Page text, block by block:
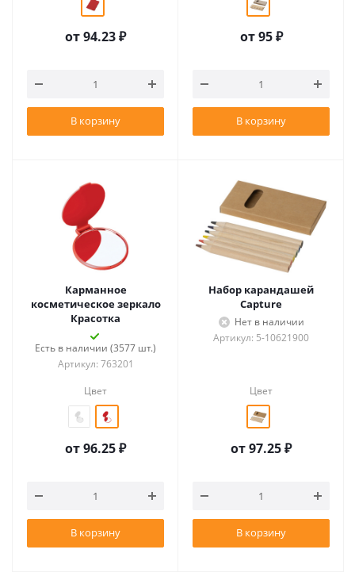
от94.23 ₽
В корзину
от95 ₽
В корзину
Карманное
косметическое зеркало
Красотка
Есть в наличии (3577 шт.)
Артикул: 763201
Цвет
от96.25 ₽
В корзину
Набор карандашей
Capture
Нет в наличии
Артикул: 5-10621900
Цвет
от97.25 ₽
В корзину